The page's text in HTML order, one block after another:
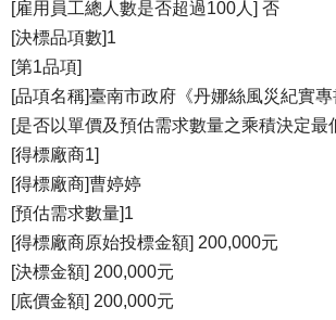
[雇用員工總人數是否超過100人] 否
[決標品項數]1
[第1品項]
[品項名稱]臺南市政府《丹娜絲風災紀實
[是否以單價及預估需求數量之乘積決定最
[得標廠商1]
[得標廠商]曹婷婷
[預估需求數量]1
[得標廠商原始投標金額] 200,000元
[決標金額] 200,000元
[底價金額] 200,000元